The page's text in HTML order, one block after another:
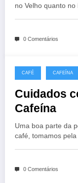
no Velho quanto no
0 Comentários
CAFÉ CAFEÍNA
Cuidados
Cafeína
Uma boa parte da
café, tomamos
0 Comentários